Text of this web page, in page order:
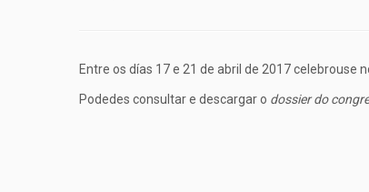
Entre os días 17 e 21 de abril de 2017 celebrouse
Podedes consultar e descargar o dossier do